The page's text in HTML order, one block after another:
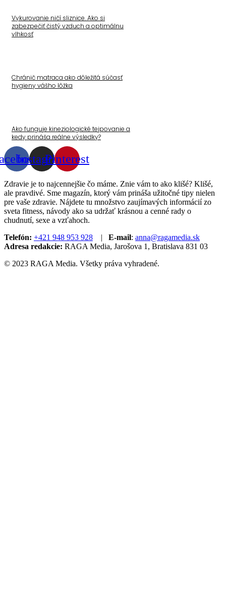
Vykurovanie ničí sliznice. Ako si
zabezpečiť čistý vzduch a optimálnu
vlhkosť
Chránič matraca ako dôležitá súčasť
hygieny vášho lôžka
Ako funguje kineziologické tejpovanie a
kedy prináša reálne výsledky?
InstagramPinterest
Zdravie je to najcennejšie čo máme. Znie vám to ako klišé? Klišé,
ale pravdivé. Sme magazín, ktorý vám prináša užitočné tipy nielen
pre vaše zdravie. Nájdete tu množstvo zaujímavých informácií zo
sveta fitness, návody ako sa udržať krásnou a cenné rady o
chudnutí, sexe a vzťahoch.
Telefón: +421 948 953 928 | E-mail: anna@ragamedia.sk
Adresa redakcie: RAGA Media, Jarošova 1, Bratislava 831 03
© 2023 RAGA Media. Všetky práva vyhradené.